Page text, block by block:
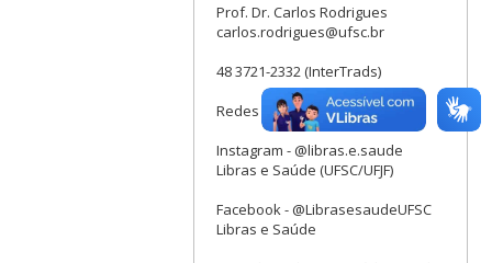
Prof. Dr. Carlos Rodrigues
carlos.rodrigues@ufsc.br
48 3721-2332 (InterTrads)
Redes Sociais:
Instagram - @libras.e.saude
Libras e Saúde (UFSC/UFJF)
Facebook - @LibrasesaudeUFSC
Libras e Saúde